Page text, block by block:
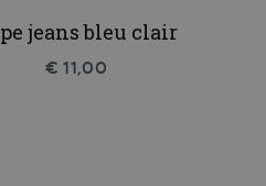
jeans bleu clair
€ 11,00